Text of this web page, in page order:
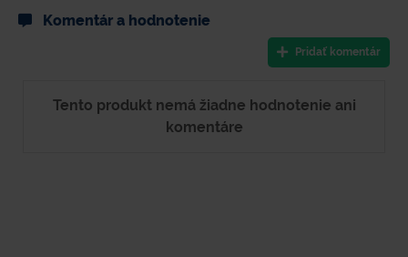
Komentár a hodnotenie
Pridať komentár
Tento produkt nemá žiadne hodnotenie ani
komentáre